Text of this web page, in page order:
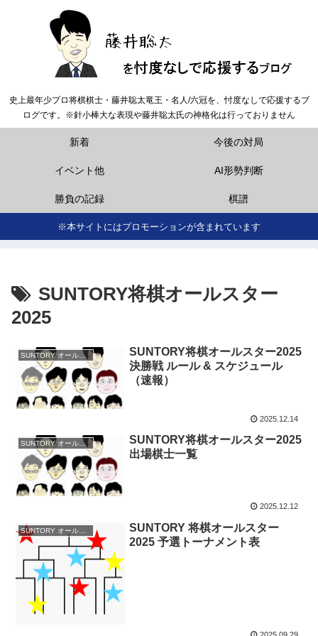
史上最年少プロ将棋棋士・藤井聡太竜王・名人/六冠を、忖度なしで応援するブ
ログです。※針小棒大な表現や藤井聡太氏の神格化は行っておりません
新着 今後の対局
イベント他 AI形勢判断
勝負の記録 棋譜
※本サイトにはプロモーションが含まれています
SUNTORY将棋オールスター
2025
SUNTORY オールスター
SUNTORY将棋オールスター2025
決勝戦 ルール & スケジュール
（速報）
2025.12.14
SUNTORY オールスター
SUNTORY将棋オールスター2025
出場棋士一覧
2025.12.12
SUNTORY オールスター
SUNTORY 将棋オールスター
2025 予選トーナメント表